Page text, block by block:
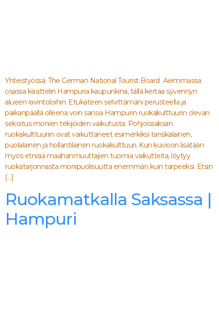
Yhteistyössä: The German National Tourist Board Aiemmassa
osassa käsittelin Hampuria kaupunkina, tällä kertaa syvennyn
alueen ravintoloihin. Etukäteen selvittämäni perusteella ja
paikanpäällä olleena voin sanoa Hampurin ruokakulttuurin olevan
sekoitus monien tekijöiden vaikutusta. Pohjoissaksan
ruokakulttuuriin ovat vaikuttaneet esimerkiksi tanskalainen,
puolalainen ja hollantilainen ruokakulttuuri. Kun kuvioon lisätään
myös etnisiä maahanmuuttajien tuomia vaikutteita, löytyy
ruokatarjonnasta monipuolisuutta enemmän kuin tarpeeksi. Etsin
[…]
Ruokamatkalla Saksassa |
Hampuri